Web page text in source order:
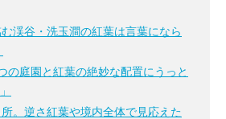
渓谷・洗玉澗の紅葉は言葉になら
の庭園と紅葉の絶妙な配置にうっと
。逆さ紅葉や境内全体で見応えた